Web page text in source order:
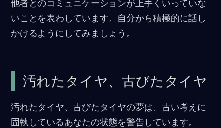
他者とのコミュニケーションが上手くいっていな
いことを表わしています。自分から積極的に話し
かけるようにしてみましょう。
汚れたタイヤ、古びたタイヤ
汚れたタイヤ、古びたタイヤの夢は、古い考えに
固執しているあなたの状態を警告しています。